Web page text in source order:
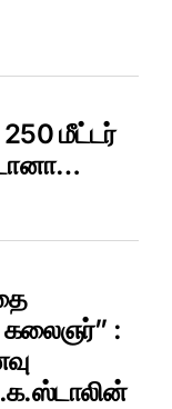
250 மீட்டர்
கலைஞர்” :